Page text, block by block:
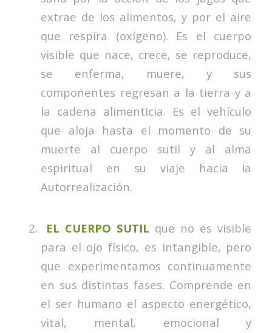
extrae de los alimentos, y por el aire
que respira (oxígeno). Es el cuerpo
visible que nace, crece, se reproduce,
se enferma, muere, y sus
componentes regresan a la tierra y a
la cadena alimenticia. Es el vehículo
que aloja hasta el momento de su
muerte al cuerpo sutil y al alma
espiritual en su viaje hacia la
Autorrealización.
EL CUERPO SUTIL que no es visible
para el ojo físico, es intangible, pero
que experimentamos continuamente
en sus distintas fases. Comprende en
el ser humano el aspecto energético,
vital, mental, emocional y